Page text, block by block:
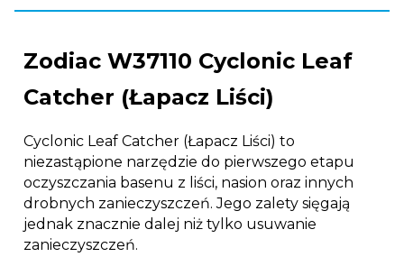
Zodiac W37110 Cyclonic Leaf
Catcher (Łapacz Liści)
Cyclonic Leaf Catcher (Łapacz Liści) to
niezastąpione narzędzie do pierwszego etapu
oczyszczania basenu z liści, nasion oraz innych
drobnych zanieczyszczeń. Jego zalety sięgają
jednak znacznie dalej niż tylko usuwanie
zanieczyszczeń.